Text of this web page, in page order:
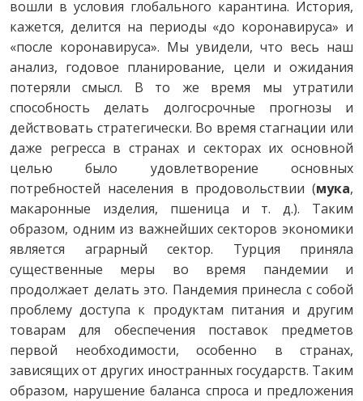
вошли в условия глобального карантина. История,
кажется, делится на периоды «до коронавируса» и
«после коронавируса». Мы увидели, что весь наш
анализ, годовое планирование, цели и ожидания
потеряли смысл. В то же время мы утратили
способность делать долгосрочные прогнозы и
действовать стратегически. Во время стагнации или
даже регресса в странах и секторах их основной
целью было удовлетворение основных
потребностей населения в продовольствии (мука,
макаронные изделия, пшеница и т. д.). Таким
образом, одним из важнейших секторов экономики
является аграрный сектор. Турция приняла
существенные меры во время пандемии и
продолжает делать это. Пандемия принесла с собой
проблему доступа к продуктам питания и другим
товарам для обеспечения поставок предметов
первой необходимости, особенно в странах,
зависящих от других иностранных государств. Таким
образом, нарушение баланса спроса и предложения